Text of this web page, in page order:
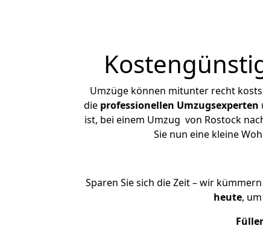
Umzüge können mitunter recht
die professionellen Umzugsexperten
ist, bei einem Umzug von Rostock
Sie nun eine kleine
Sparen Sie sich die Zeit – wir
heute,